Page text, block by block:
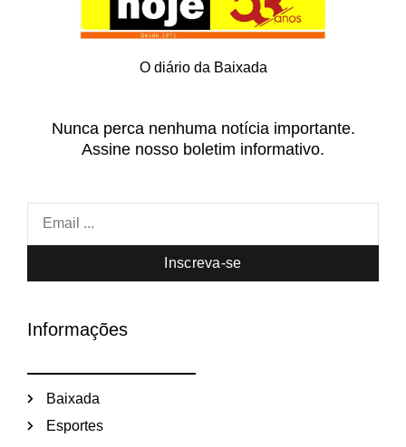
O diário da Baixada
Nunca perca nenhuma notícia importante.
Assine nosso boletim informativo.
Inscreva-se
Informações
Baixada
Esportes